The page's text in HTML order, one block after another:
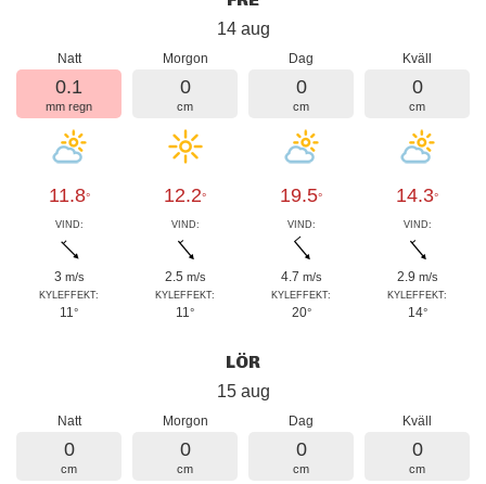
14 aug
Natt
0.1
mm regn
11.8°
VIND:
3 m/s
KYLEFFEKT:
11°
Morgon
0
cm
12.2°
VIND:
2.5 m/s
KYLEFFEKT:
11°
Dag
0
cm
19.5°
VIND:
4.7 m/s
KYLEFFEKT:
20°
Kväll
0
cm
14.3°
VIND:
2.9 m/s
KYLEFFEKT:
14°
LÖR
15 aug
Natt
0
cm
Morgon
0
cm
Dag
0
cm
Kväll
0
cm